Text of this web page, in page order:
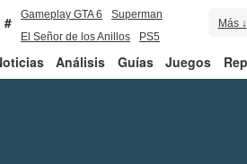
Gameplay GTA 6
Superman
El Señor de los Anillos
PS5
Más ↓
Análisis Guías Juegos